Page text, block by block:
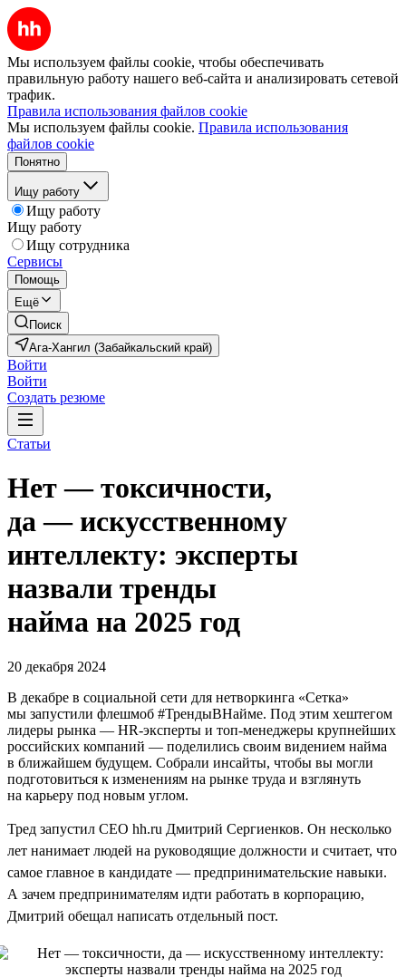
Мы используем файлы cookie, чтобы обеспечивать
правильную работу нашего веб-сайта и анализировать сетевой
трафик.
Правила использования файлов cookie
Мы используем файлы cookie. Правила использования
файлов cookie
Понятно
Ищу работу
Ищу работу
Ищу работу
Ищу сотрудника
Сервисы
Помощь
Ещё
Поиск
Ага-Хангил (Забайкальский край)
Войти
Войти
Создать резюме
Статьи
Нет — токсичности,
да — искусственному
интеллекту: эксперты
назвали тренды
найма на 2025 год
20 декабря 2024
В декабре в социальной сети для нетворкинга «Сетка»
мы запустили флешмоб #ТрендыВНайме. Под этим хештегом
лидеры рынка — HR-эксперты и топ-менеджеры крупнейших
российских компаний — поделились своим видением найма
в ближайшем будущем. Собрали инсайты, чтобы вы могли
подготовиться к изменениям на рынке труда и взглянуть
на карьеру под новым углом.
Тред запустил CEO hh.ru Дмитрий Сергиенков. Он несколько
лет нанимает людей на руководящие должности и считает, что
самое главное в кандидате — предпринимательские навыки.
А зачем предпринимателям идти работать в корпорацию,
Дмитрий обещал написать отдельный пост.